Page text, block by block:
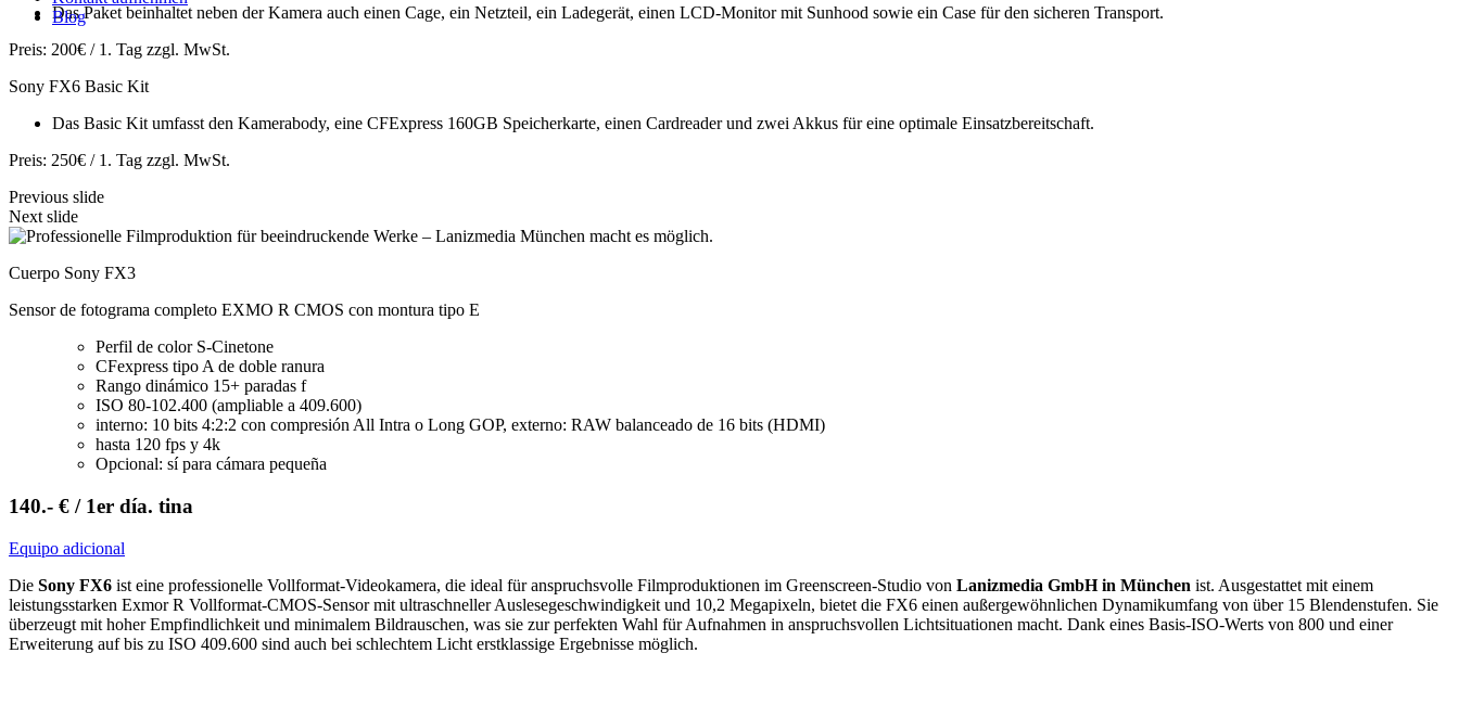
Blog
Das Paket beinhaltet neben der Kamera auch einen Cage, ein Netzteil, ein Ladegerät, einen LCD-Monitor mit Sunhood sowie ein Case für den sicheren Transport.
Preis: 200€ / 1. Tag zzgl. MwSt.
Sony FX6 Basic Kit
Das Basic Kit umfasst den Kamerabody, eine CFExpress 160GB Speicherkarte, einen Cardreader und zwei Akkus für eine optimale Einsatzbereitschaft.
Preis: 250€ / 1. Tag zzgl. MwSt.
Previous slide
Next slide
Cuerpo Sony FX3
Sensor de fotograma completo EXMO R CMOS con montura tipo E
Perfil de color S-Cinetone
CFexpress tipo A de doble ranura
Rango dinámico 15+ paradas f
ISO 80-102.400 (ampliable a 409.600)
interno: 10 bits 4:2:2 con compresión All Intra o Long GOP, externo: RAW balanceado de 16 bits (HDMI)
hasta 120 fps y 4k
Opcional: sí para cámara pequeña
140.- € / 1er día. tina
Equipo adicional
Die Sony FX6 ist eine professionelle Vollformat-Videokamera, die ideal für anspruchsvolle Filmproduktionen im Greenscreen-Studio von Lanizmedia GmbH in München ist. Ausgestattet mit einem
leistungsstarken Exmor R Vollformat-CMOS-Sensor mit ultraschneller Auslesegeschwindigkeit und 10,2 Megapixeln, bietet die FX6 einen außergewöhnlichen Dynamikumfang von über 15 Blendenstufen. Sie
überzeugt mit hoher Empfindlichkeit und minimalem Bildrauschen, was sie zur perfekten Wahl für Aufnahmen in anspruchsvollen Lichtsituationen macht. Dank eines Basis-ISO-Werts von 800 und einer
Erweiterung auf bis zu ISO 409.600 sind auch bei schlechtem Licht erstklassige Ergebnisse möglich.